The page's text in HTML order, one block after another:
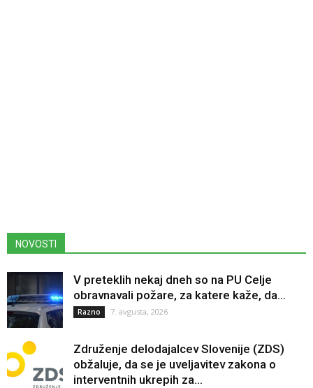
NOVOSTI
V preteklih nekaj dneh so na PU Celje
obravnavali požare, za katere kaže, da...
Razno 7. avgusta, 2026
Združenje delodajalcev Slovenije (ZDS)
obžaluje, da se je uveljavitev zakona o
interventnih ukrepih za...